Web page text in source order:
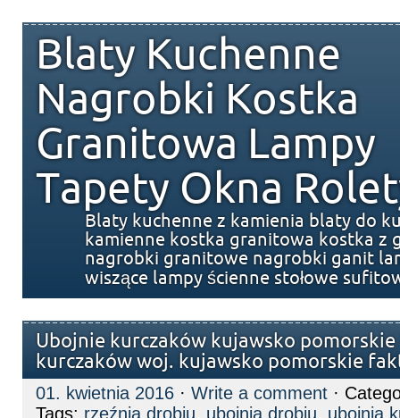
Blaty Kuchenne
Nagrobki Kostka
Granitowa Lampy
Tapety Okna
Blaty kuchenne z kamienia blaty do
kamienne kostka granitowa kostka z
nagrobki granitowe nagrobki ganit
wiszące lampy ścienne stołowe
Ubojnie kurczaków kujawsko
kurczaków woj. kujawsko pomorskie
01. kwietnia 2016 · Write a comment ·
Tags: rzeźnia drobiu, ubojnia drobiu, ubojnia